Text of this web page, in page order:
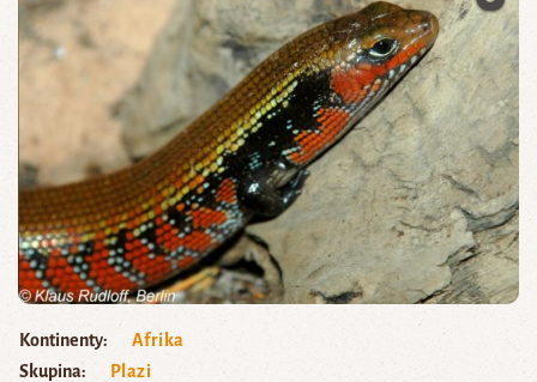
Kontinenty
Afrika
Skupina
Plazi